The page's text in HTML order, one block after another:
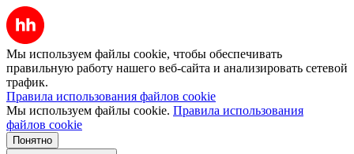
Мы используем файлы cookie, чтобы обеспечивать
правильную работу нашего веб-сайта и анализировать сетевой
трафик.
Правила использования файлов cookie
Мы используем файлы cookie. Правила использования
файлов cookie
Понятно